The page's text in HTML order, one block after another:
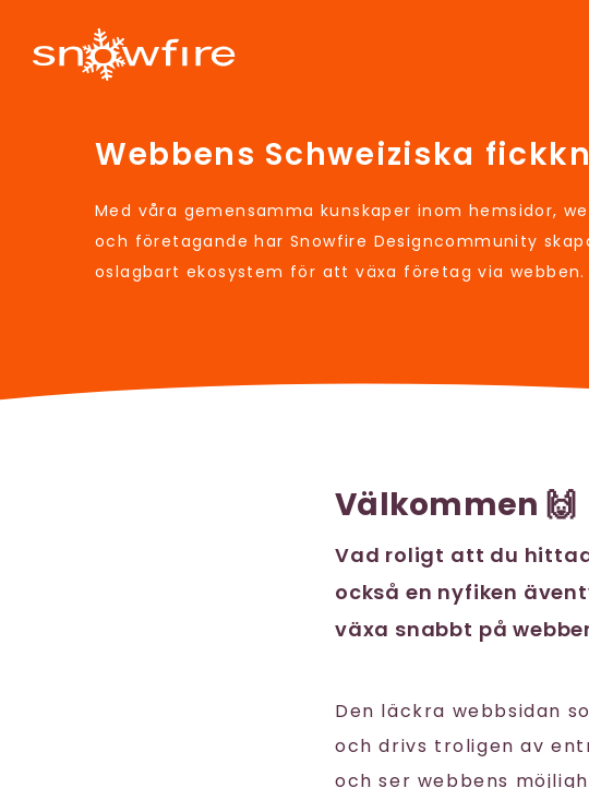
Webbens Schweiziska
Med våra gemensamma kunskaper inom hemsidor,
och företagande har Snowfire Designcommunity
oslagbart ekosystem för att växa företag via webben.
Välkommen 🙌
Vad roligt att du
också en nyfiken
växa snabbt på
Den läckra webbsidan
och drivs troligen av
och ser webbens